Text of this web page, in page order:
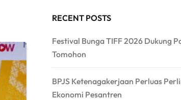
RECENT POSTS
Festival Bunga TIFF 2026 Dukung
Tomohon
BPJS Ketenagakerjaan Perluas
Ekonomi Pesantren